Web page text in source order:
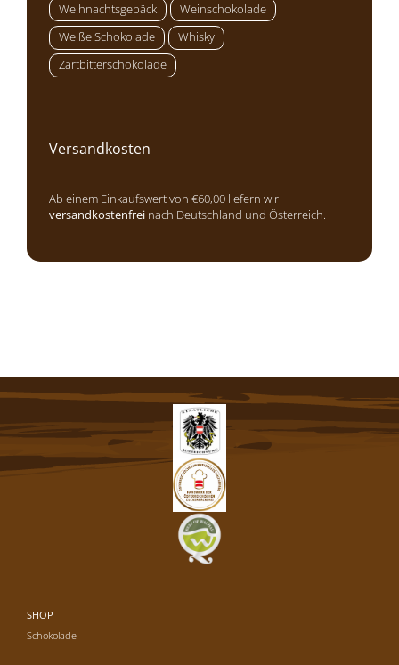
Weihnachtsgebäck
Weinschokolade
Weiße Schokolade
Whisky
Zartbitterschokolade
Versandkosten
Ab einem Einkaufswert von €60,00 liefern wir
versandkostenfrei nach Deutschland und Österreich.
SHOP
Schokolade